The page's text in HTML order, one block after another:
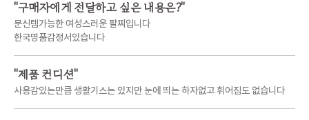
"구매자에게 전달하고 싶은 내용은?"
문신템가능한 여성스러운 팔찌입니다
한국명품감정서있습니다
"제품 컨디션"
사용감있는만큼 생활기스는 있지만 눈에 띄는 하자없고 휘어짐도 없습니다